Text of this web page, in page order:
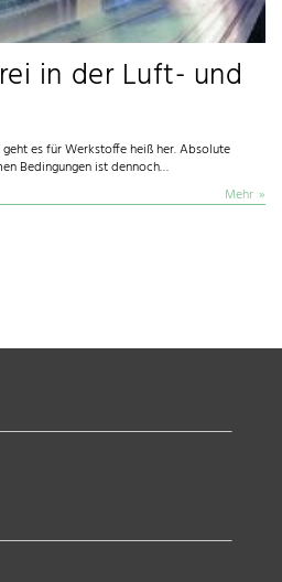
in der Luft- und
es für Werkstoffe heiß her. Absolute
Bedingungen ist dennoch…
Mehr